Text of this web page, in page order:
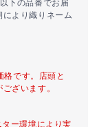
下の品番でお届
より織りネーム
格です。店頭と
ざいます。
ー環境により実